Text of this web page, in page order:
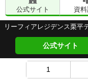
リーフィアレジデンス栗平
公式サイト
1
公式サイト 資
リーフィアレジデンス
所在地
価格